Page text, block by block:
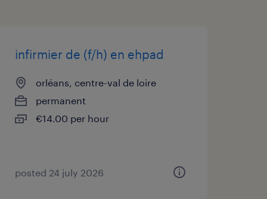
infirmier de (f/h) en ehpad
orléans, centre-val de loire
permanent
€14.00 per hour
posted 24 july 2026